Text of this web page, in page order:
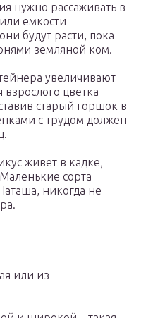
нужно рассаживать в
емкости
будут расти, пока
земляной ком.
увеличивают
цветка
старый горшок в
с трудом должен
живет в кадке,
сорта
никогда не
или из